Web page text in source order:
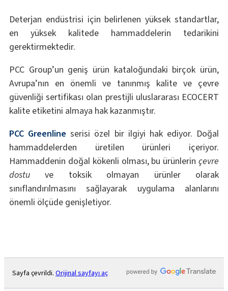
Deterjan endüstrisi için belirlenen yüksek standartlar,
en yüksek kalitede hammaddelerin tedarikini
gerektirmektedir.
PCC Group’un geniş ürün kataloğundaki birçok ürün,
Avrupa’nın en önemli ve tanınmış kalite ve çevre
güvenliği sertifikası olan prestijli uluslararası ECOCERT
kalite etiketini almaya hak kazanmıştır.
PCC Greenline serisi özel bir ilgiyi hak ediyor. Doğal
hammaddelerden üretilen ürünleri içeriyor.
Hammaddenin doğal kökenli olması, bu ürünlerinçevre
dostuve toksik olmayan ürünler olarak
sınıflandırılmasını sağlayarak uygulama alanlarını
önemli ölçüde genişletiyor.
Sayfa çevrildi. Orijinal sayfayı aç